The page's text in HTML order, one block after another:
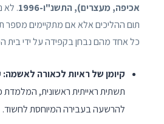
אכיפה, מעצרים), התשנ"ו-1996
. לא
תום ההליכים אלא אם מתקיימים מספר
כל אחד מהם נבחן בקפידה על ידי בית
קיומן של ראיות לכאורה לאשמה:
תשתית ראייתית ראשונית, המלמדת
להרשעה בעבירה המיוחסת לחשוד.